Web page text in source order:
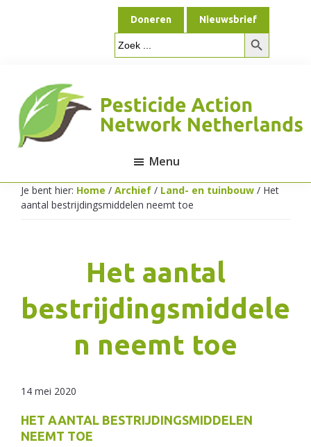
Doneren Nieuwsbrief
Zoek
naar:
Zoekknop
Pesticide
Netherlands
Menu
Je bent hier: Home / Archief / Land- en tuinbouw / Het
aantal bestrijdingsmiddelen neemt toe
Het aantal
bestrijdingsmiddele
n neemt toe
14 mei 2020
HET AANTAL BESTRIJDINGSMIDDELEN
NEEMT TOE